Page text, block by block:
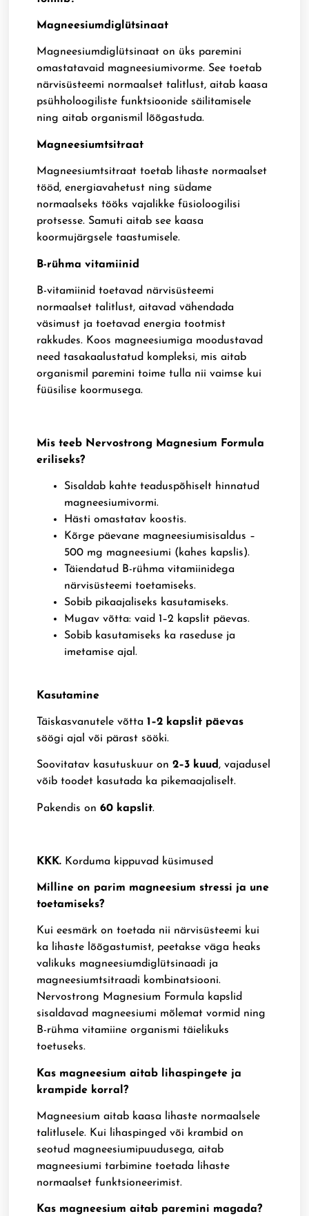
Magneesiumdiglütsinaat
Magneesiumdiglütsinaat on üks paremini
omastatavaid magneesiumivorme. See toetab
närvisüsteemi normaalset talitlust, aitab kaasa
psühholoogiliste funktsioonide säilitamisele
ning aitab organismil lõõgastuda.
Magneesiumtsitraat
Magneesiumtsitraat toetab lihaste normaalset
tööd, energiavahetust ning südame
normaalseks tööks vajalikke füsioloogilisi
protsesse. Samuti aitab see kaasa
koormujärgsele taastumisele.
B-rühma vitamiinid
B-vitamiinid toetavad närvisüsteemi
normaalset talitlust, aitavad vähendada
väsimust ja toetavad energia tootmist
rakkudes. Koos magneesiumiga moodustavad
need tasakaalustatud kompleksi, mis aitab
organismil paremini toime tulla nii vaimse kui
füüsilise koormusega.
Mis teeb Nervostrong Magnesium Formula
eriliseks?
Sisaldab kahte teaduspõhiselt hinnatud
magneesiumivormi.
Hästi omastatav koostis.
Kõrge päevane magneesiumisisaldus –
500 mg magneesiumi (kahes kapslis).
Täiendatud B-rühma vitamiinidega
närvisüsteemi toetamiseks.
Sobib pikaajaliseks kasutamiseks.
Mugav võtta: vaid 1–2 kapslit päevas.
Sobib kasutamiseks ka raseduse ja
imetamise ajal.
Kasutamine
Täiskasvanutele võtta1–2 kapslit päevas
söögi ajal või pärast sööki.
Soovitatav kasutuskuur on2–3 kuud, vajadusel
võib toodet kasutada ka pikemaajaliselt.
Pakendis on60 kapslit.
KKK. Korduma kippuvad küsimused
Milline on parim magneesium stressi ja une
toetamiseks?
Kui eesmärk on toetada nii närvisüsteemi kui
ka lihaste lõõgastumist, peetakse väga heaks
valikuks magneesiumdiglütsinaadi ja
magneesiumtsitraadi kombinatsiooni.
Nervostrong Magnesium Formula kapslid
sisaldavad magneesiumi mõlemat vormid ning
B-rühma vitamiine organismi täielikuks
toetuseks.
Kas magneesium aitab lihaspingete ja
krampide korral?
Magneesium aitab kaasa lihaste normaalsele
talitlusele. Kui lihaspinged või krambid on
seotud magneesiumipuudusega, aitab
magneesiumi tarbimine toetada lihaste
normaalset funktsioneerimist.
Kas magneesium aitab paremini magada?